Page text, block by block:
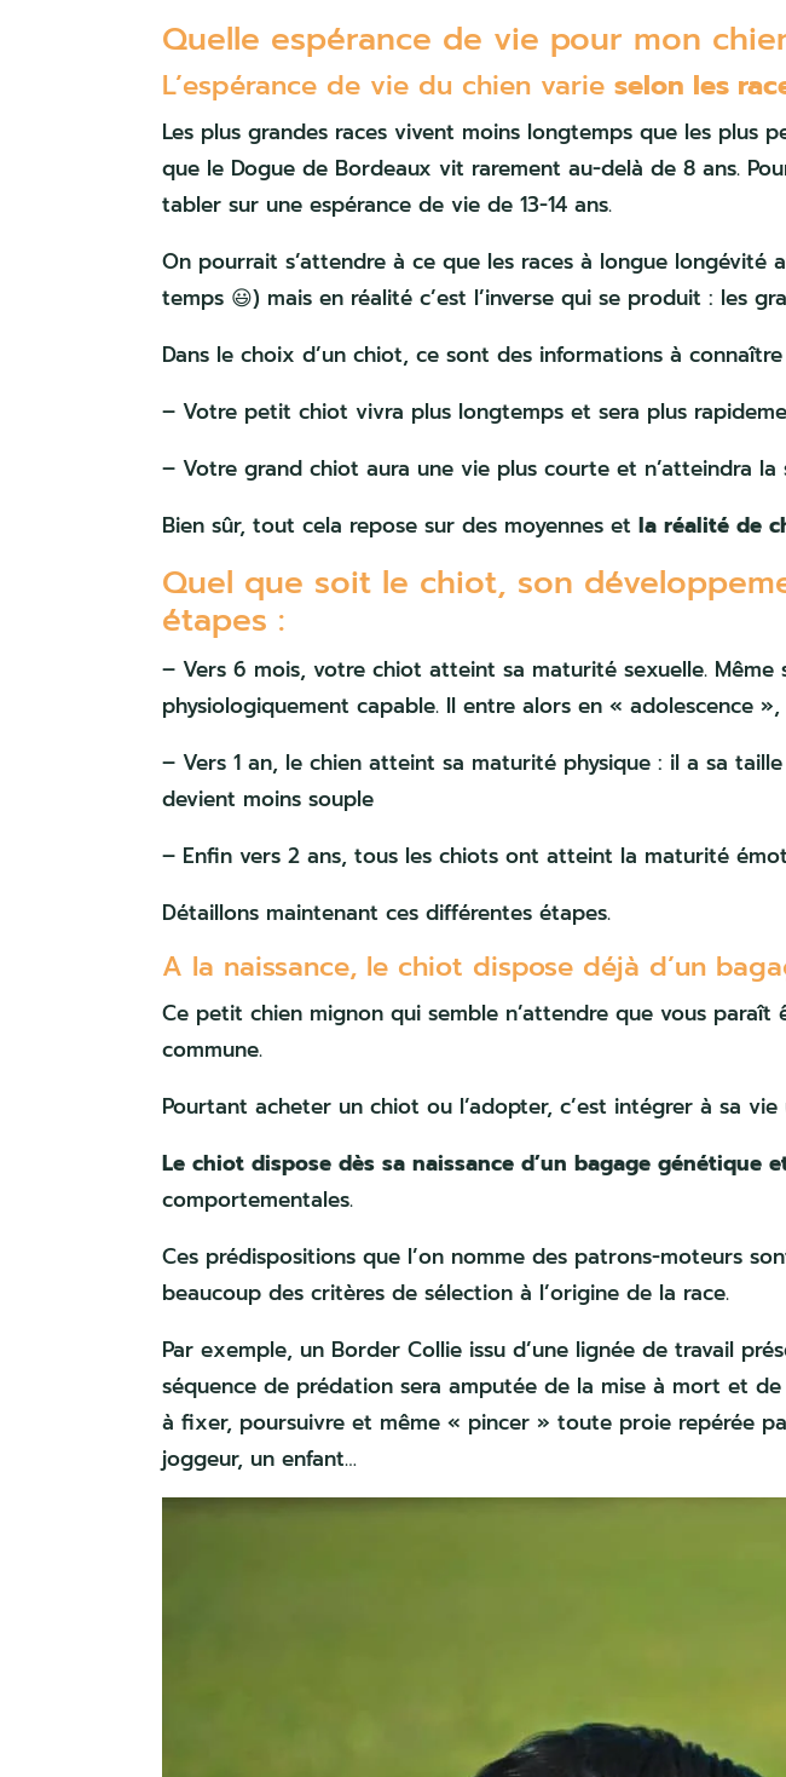
Quelle espérance de vie pour mon
L’espérance de vie du chien varieselon les
Les plus grandes races vivent moins longtemps que les plus
que le Dogue de Bordeaux vit rarement au-delà de 8 ans.
tabler sur une espérance de vie de 13-14 ans.
On pourrait s’attendre à ce que les races à longue
temps 😃) mais en réalité c’est l’inverse qui se produit : les
Dans le choix d’un chiot, ce sont des informations à
– Votre petit chiot vivra plus longtemps et sera plus
– Votre grand chiot aura une vie plus courte et n’atteindra
Bien sûr, tout cela repose sur des moyennes etla réalité de
Quel que soit le chiot, son
étapes :
– Vers 6 mois, votre chiot atteint sa maturité sexuelle.
physiologiquement capable. Il entre alors en « adolescence
– Vers 1 an, le chien atteint sa maturité physique : il a sa
devient moins souple
– Enfin vers 2 ans, tous les chiots ont atteint la maturité
Détaillons maintenant ces différentes étapes.
A la naissance, le chiot dispose déjà d’un
Ce petit chien mignon qui semble n’attendre que vous
commune.
Pourtant acheter un chiot ou l’adopter, c’est intégrer à sa
Le chiot dispose dès sa naissance d’un bagage génétique
comportementales.
Ces prédispositions que l’on nomme des patrons-moteurs
beaucoup des critères de sélection à l’origine de la race.
Par exemple, un Border Collie issu d’une lignée de travail
séquence de prédation sera amputée de la mise à mort et
à fixer, poursuivre et même « pincer » toute proie repérée
joggeur, un enfant…